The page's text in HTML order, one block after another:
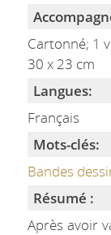
Cartonné; 1
30 x 23 cm
Langues:
Français
Mots-clés:
Bandes
Résumé :
Après avoir